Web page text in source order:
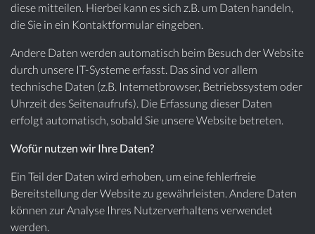
diese mitteilen. Hierbei kann es sich z.B. um Daten handeln,
die Sie in ein Kontaktformular eingeben.
Andere Daten werden automatisch beim Besuch der Website
durch unsere IT-Systeme erfasst. Das sind vor allem
technische Daten (z.B. Internetbrowser, Betriebssystem oder
Uhrzeit des Seitenaufrufs). Die Erfassung dieser Daten
erfolgt automatisch, sobald Sie unsere Website betreten.
Wofür nutzen wir Ihre Daten?
Ein Teil der Daten wird erhoben, um eine fehlerfreie
Bereitstellung der Website zu gewährleisten. Andere Daten
können zur Analyse Ihres Nutzerverhaltens verwendet
werden.